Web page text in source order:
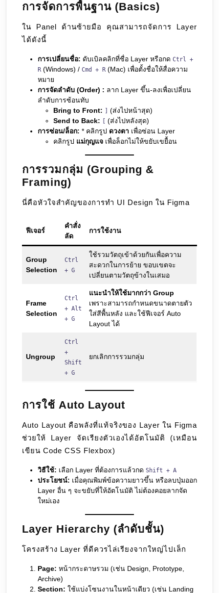
การจัดการพื้นฐาน (Basics)
ใน Panel ด้านซ้ายมือ คุณสามารถจัดการ Layer
ได้ดังนี้
การเปลี่ยนชื่อ: ดับเบิลคลิกที่ชื่อ Layer หรือกด Ctrl +
R (Windows) / Cmd + R (Mac) เพื่อตั้งชื่อให้สื่อความ
หมาย
การจัดลำดับ (Order) : ลาก Layer ขึ้น-ลงเพื่อเปลี่ยน
ลำดับการซ้อนทับ
Bring to Front:
(ส่งไปหน้าสุด)
Send to Back:
(ส่งไปหลังสุด)
การซ่อน/ล็อก: * คลิกรูป ดวงตา เพื่อซ่อน Layer
คลิกรูป แม่กุญแจ เพื่อล็อกไม่ให้ขยับเขยื้อน
การรวมกลุ่ม (Grouping &
Framing)
นี่คือหัวใจสำคัญของการทำ UI Design ใน Figma
ฟีเจอร์
คำสั่ง
ลัด
การใช้งาน
Group
Selection
Ctrl
+ G
ใช้รวมวัตถุเข้าด้วยกันเพื่อความ
สะดวกในการย้าย ขอบเขตจะ
เปลี่ยนตามวัตถุข้างในเสมอ
Frame
Selection
Ctrl
+ Alt
+ G
แนะนำให้ใช้มากกว่า Group
เพราะสามารถกำหนดขนาดตายตัว
ใส่สีพื้นหลัง และใช้ฟีเจอร์ Auto
Layout ได้
Ungroup
Ctrl
+
Shift
+ G
ยกเลิกการรวมกลุ่ม
การใช้ Auto Layout
Auto Layout คือพลังที่แท้จริงของ Layer ใน Figma
ช่วยให้ Layer จัดเรียงตัวเองได้อัตโนมัติ (เหมือน
เขียน Code CSS Flexbox)
วิธีใช้: เลือก Layer ที่ต้องการแล้วกด Shift + A
ประโยชน์: เมื่อคุณพิมพ์ข้อความยาวขึ้น หรือลบปุ่มออก
Layer อื่น ๆ จะขยับที่ให้อัตโนมัติ ไม่ต้องคอยลากจัด
ใหม่เอง
Layer Hierarchy (ลำดับชั้น)
โครงสร้าง Layer ที่ดีควรไล่เรียงจากใหญ่ไปเล็ก
Page: หน้ากระดาษรวม (เช่น Design, Prototype,
Archive)
Section: ใช้แบ่งโซนงานในหน้าเดียว (เช่น Landing